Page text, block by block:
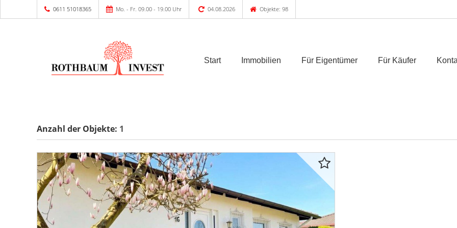
0611 51018365 Mo. - Fr. 09.00 - 19.00 Uhr 04.08.2026 Objekte: 98
Start Immobilien Für Eigentümer Für Käufer
Anzahl der Objekte: 1